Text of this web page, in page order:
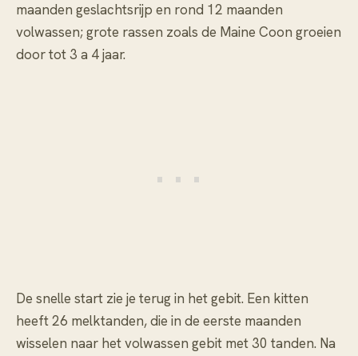
maanden geslachtsrijp en rond 12 maanden
volwassen; grote rassen zoals de Maine Coon groeien
door tot 3 a 4 jaar.
De snelle start zie je terug in het gebit. Een kitten
heeft 26 melktanden, die in de eerste maanden
wisselen naar het volwassen gebit met 30 tanden. Na